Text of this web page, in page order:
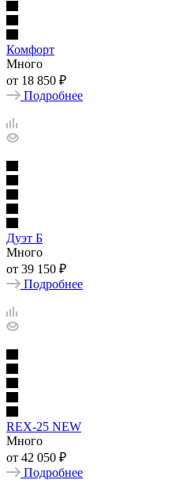
Комфорт
Много
от 18 850 ₽
Подробнее
Дуэт Б
Много
от 39 150 ₽
Подробнее
REX-25 NEW
Много
от 42 050 ₽
Подробнее